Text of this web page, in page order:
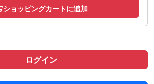
ショッピングカートに追加
ログイン